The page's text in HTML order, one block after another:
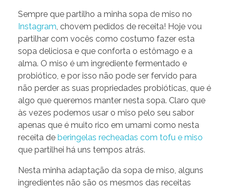
Sempre que partilho a minha sopa de miso no
Instagram , chovem pedidos de receita! Hoje vou
partilhar com vocês como costumo fazer esta
sopa deliciosa e que conforta o estômago e a
alma. O miso é um ingrediente fermentado e
probiótico, e por isso não pode ser fervido para
não perder as suas propriedades probióticas, que é
algo que queremos manter nesta sopa. Claro que
às vezes podemos usar o miso pelo seu sabor
apenas que é muito rico em umami como nesta
receita de beringelas recheadas com tofu e miso
que partilhei há uns tempos atrás.
Nesta minha adaptação da sopa de miso, alguns
ingredientes não são os mesmos das receitas